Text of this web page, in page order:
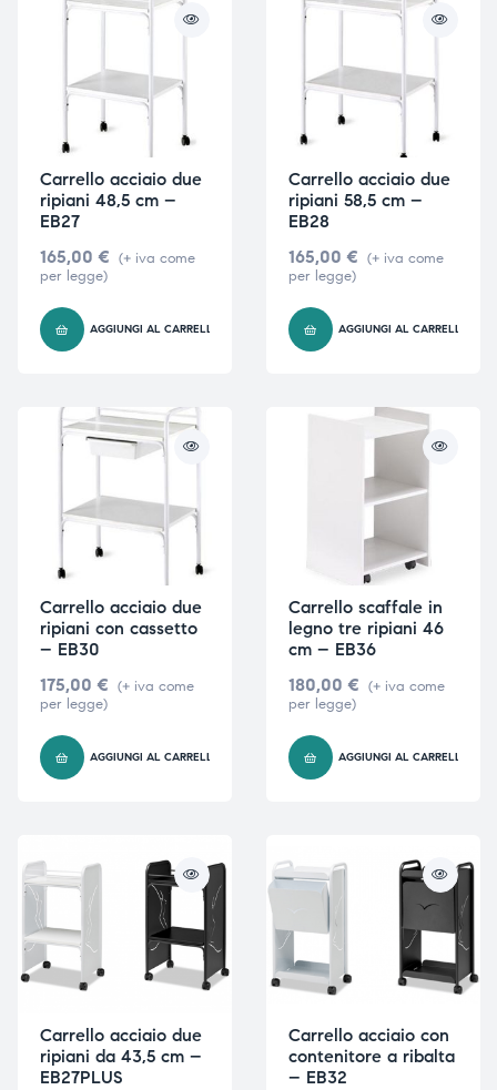
Carrello acciaio due
ripiani 48,5 cm –
EB27
165,00 € (+ iva come
per legge)
AGGIUNGI AL CARRELLO
Carrello acciaio due
ripiani 58,5 cm –
EB28
165,00 € (+ iva come
per legge)
AGGIUNGI AL CARRELLO
Carrello acciaio due
ripiani con cassetto
– EB30
175,00 € (+ iva come
per legge)
AGGIUNGI AL CARRELLO
Carrello scaffale in
legno tre ripiani 46
cm – EB36
180,00 € (+ iva come
per legge)
AGGIUNGI AL CARRELLO
Carrello acciaio due
ripiani da 43,5 cm –
EB27PLUS
Carrello acciaio con
contenitore a ribalta
– EB32